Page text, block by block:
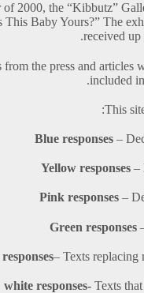
2000, the “Kibbutz”
This Baby Yours?” The
received up
the press and articles
included
This
Blue responses –
Yellow responses –
Pink responses–
Green responses
– Texts replacing
white responses-Texts